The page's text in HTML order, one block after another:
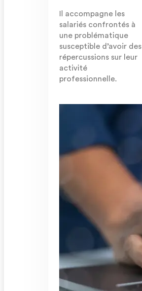
Il accompagne les
salariés confrontés à
une problématique
susceptible d’avoir des
répercussions sur leur
activité
professionnelle.